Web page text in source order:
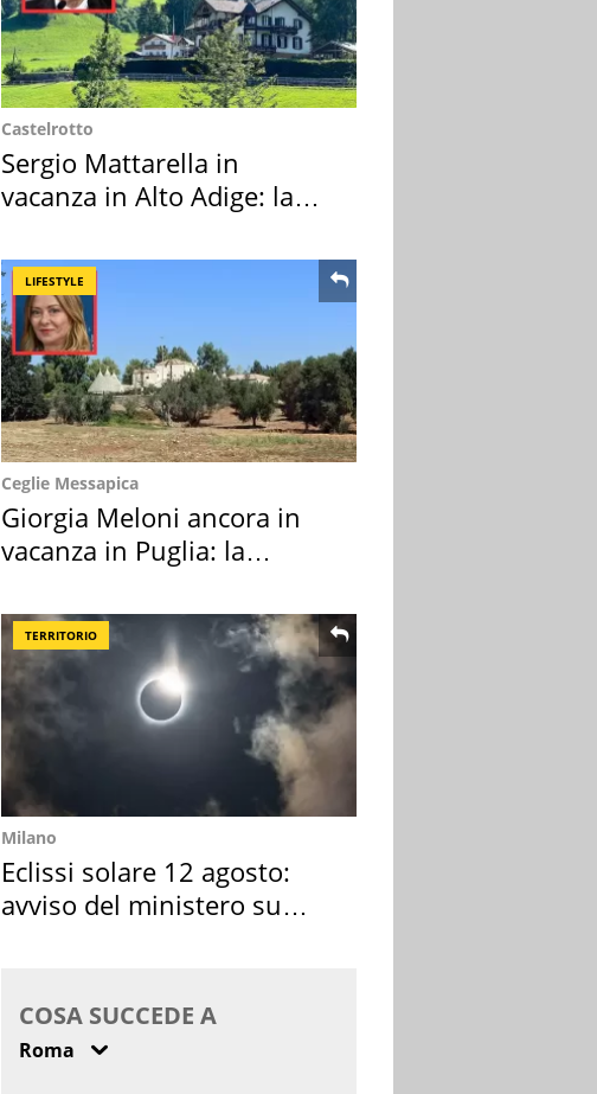
Castelrotto
Sergio Mattarella in
vacanza in Alto Adige: la
LIFESTYLE
Ceglie Messapica
Giorgia Meloni ancora in
vacanza in Puglia: la
TERRITORIO
Milano
Eclissi solare 12 agosto:
avviso del ministero su